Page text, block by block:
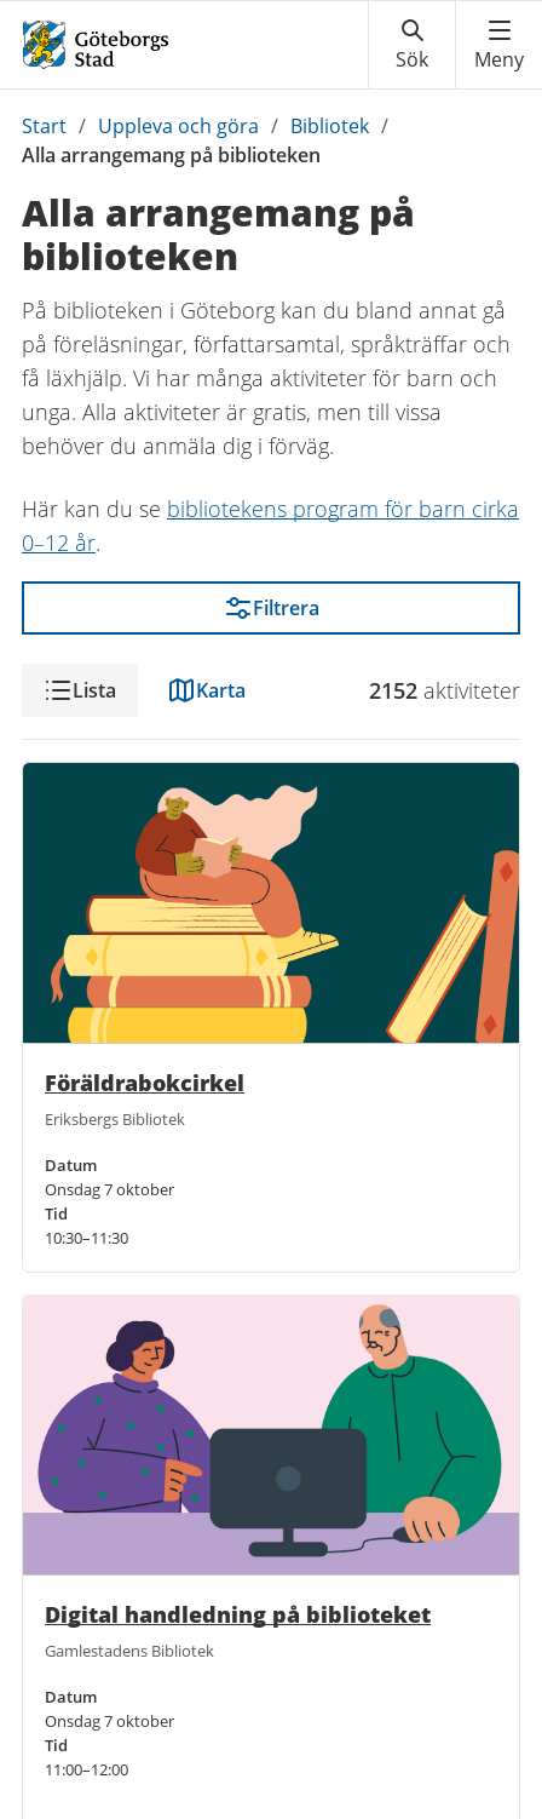
Du
är
Start / Uppleva och göra / Bibliotek /
Alla arrangemang på biblioteken
Alla arrangemang på
biblioteken
På biblioteken i Göteborg kan du bland annat gå
på föreläsningar, författarsamtal, språkträffar och
få läxhjälp. Vi har många aktiviteter för barn och
unga. Alla aktiviteter är gratis, men till vissa
behöver du anmäla dig i förväg.
Här kan du se bibliotekens program för barn cirka
0–12 år.
Filtrera
VisningLista Karta 2152 aktiviteter
Föräldrabokcirkel
Eriksbergs Bibliotek
Datum
Onsdag 7 oktober
Tid
10:30–11:30
Digital handledning på biblioteket
Gamlestadens Bibliotek
Datum
Onsdag 7 oktober
Tid
11:00–12:00